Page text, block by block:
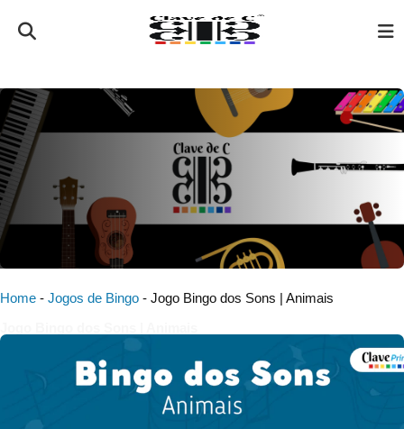
Home - Jogos de Bingo - Jogo Bingo dos Sons | Animais